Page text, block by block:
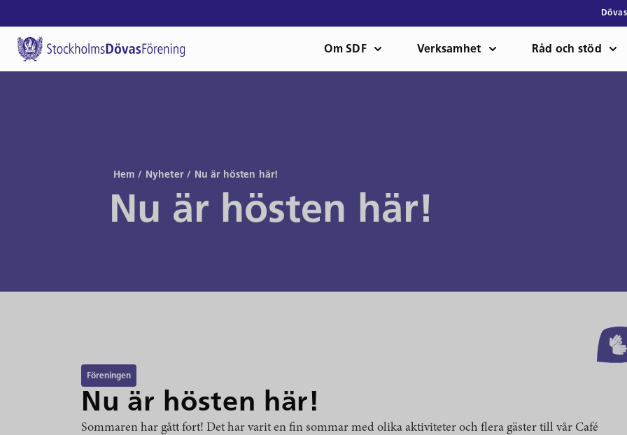
Om SDF Verksamhet Råd och stöd
Hem / Nyheter / Nu är hösten här!
Nu är hösten här!
Föreningen
Nu är hösten här!
Sommaren har gått fort! Det har varit en fin sommar med olika aktiviteter och flera gäster till vår Café